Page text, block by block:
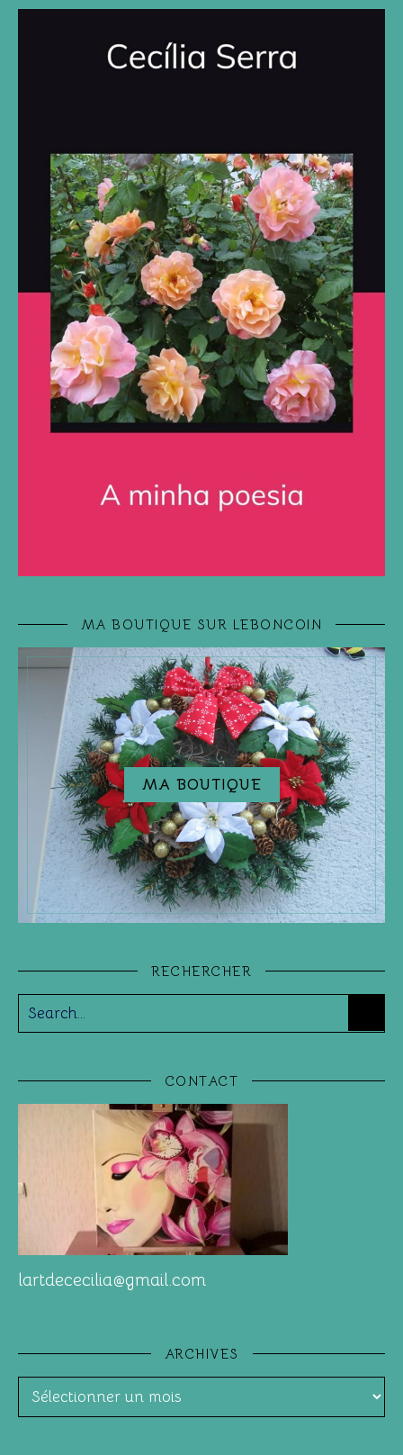
MA BOUTIQUE SUR LEBONCOIN
MA BOUTIQUE
RECHERCHER
CONTACT
lartdececilia@gmail.com
ARCHIVES
Archives